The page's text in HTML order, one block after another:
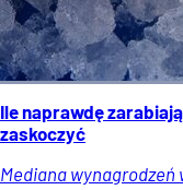
Ile naprawdę
zaskoczyć
Mediana wynagrodzeń